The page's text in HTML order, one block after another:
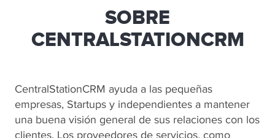
SOBRE
CENTRALSTATIONCRM
CentralStationCRM ayuda a las pequeñas
empresas, Startups y independientes a mantener
una buena visión general de sus relaciones con los
clientes. Los proveedores de servicios, como